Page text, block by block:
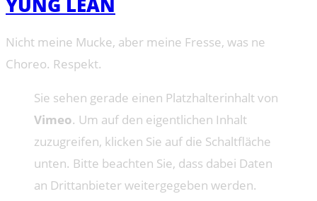
Nicht meine Mucke, aber meine Fresse, was ne
Choreo. Respekt.
Sie sehen gerade einen Platzhalterinhalt von
Vimeo. Um auf den eigentlichen Inhalt
zuzugreifen, klicken Sie auf die Schaltfläche
unten. Bitte beachten Sie, dass dabei Daten
an Drittanbieter weitergegeben werden.